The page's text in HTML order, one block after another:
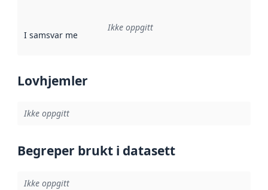
I samsvar med Referanse til en implementasjonsregel
Ikke oppgitt
Lovhjemler
Ikke oppgitt
Begreper brukt i datasett
Ikke oppgitt